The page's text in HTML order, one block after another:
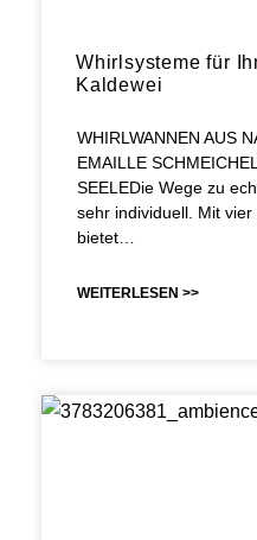
Whirlsysteme für
Kaldewei
WHIRLWANNEN AUS
EMAILLE
SEELEDie Wege zu
sehr individuell. Mit
bietet…
WEITERLESEN >>